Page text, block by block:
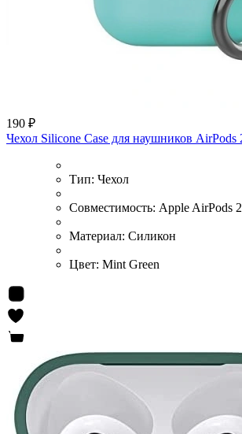
190 ₽
Чехол Silicone Case для наушников AirPods
Тип: Чехол
Совместимость: Apple AirPods
Материал: Силикон
Цвет: Mint Green